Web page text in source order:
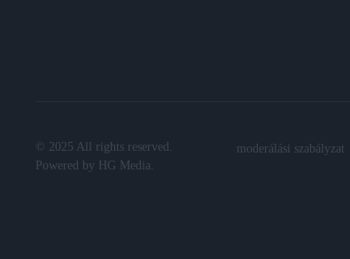
© 2025 All rights reserved.
Powered by
HG Media.
moderálási szabályzat